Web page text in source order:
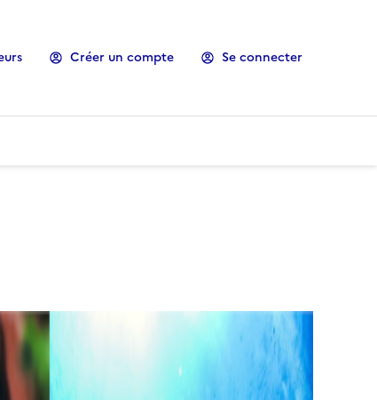
Créer un compte Se connecter